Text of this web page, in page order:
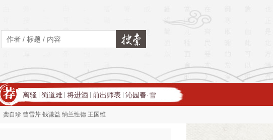
离骚 蜀道难 将进酒 前出师表 沁园春·雪
龚自珍 曹雪芹 钱谦益 纳兰性德 王国维